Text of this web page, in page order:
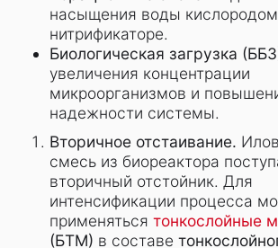
насыщения воды
нитрификаторе.
Биологическая загрузка
увеличения концентрации
микроорганизмов и
надежности системы.
Вторичное отстаивание.
смесь из биореактора
вторичный отстойник. Для
интенсификации процесса
применяться тонкослойные
(БТМ) в составе